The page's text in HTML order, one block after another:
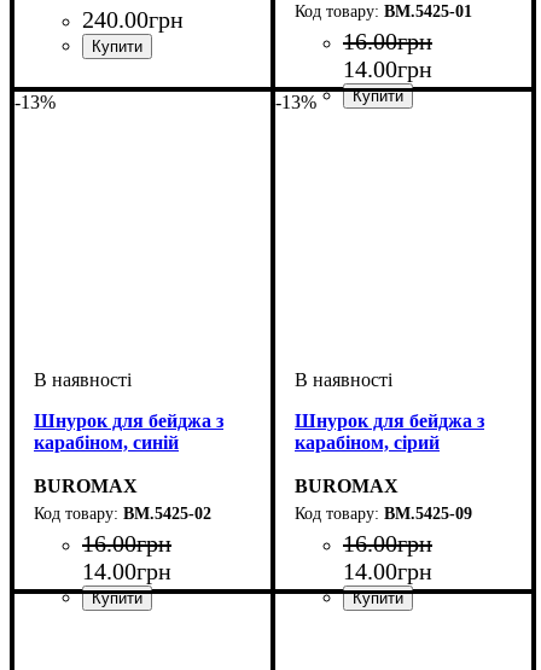
240.00грн BM.5425-01
16.00грн
14.00грн
-13%
Шнурок для бейджа з
карабіном, синій
BUROMAX
BM.5425-02
16.00грн
14.00грн
-13%
Шнурок для бейджа з
карабіном, сірий
BUROMAX
BM.5425-09
16.00грн
14.00грн